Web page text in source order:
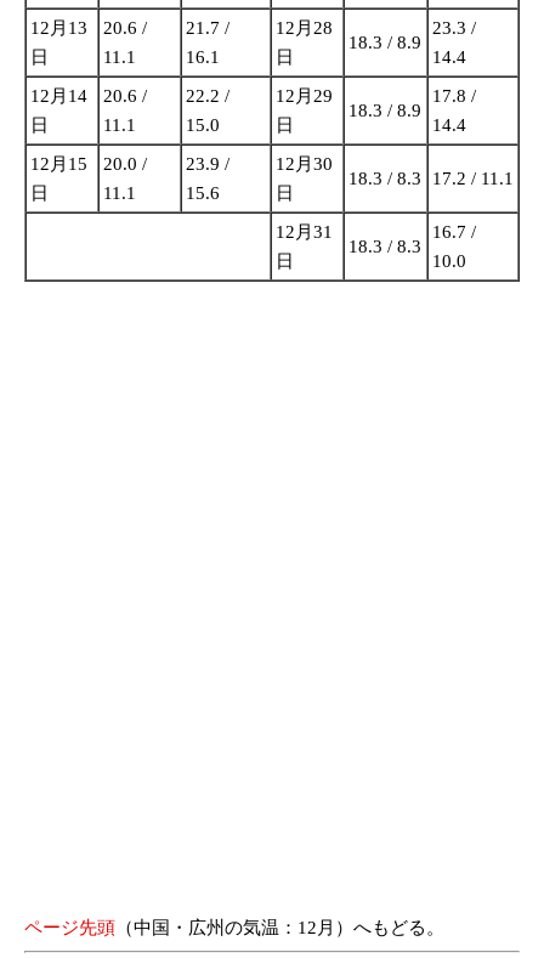
12月13
日
20.6 /
11.1
21.7 /
16.1
12月28
日
18.3 / 8.9
23.3 /
14.4
12月14
日
20.6 /
11.1
22.2 /
15.0
12月29
日
18.3 / 8.9
17.8 /
14.4
12月15
日
20.0 /
11.1
23.9 /
15.6
12月30
日
18.3 / 8.3 17.2 / 11.1
12月31
日
18.3 / 8.3
16.7 /
10.0
ページ先頭 （中国・広州の気温：12月）へもどる。